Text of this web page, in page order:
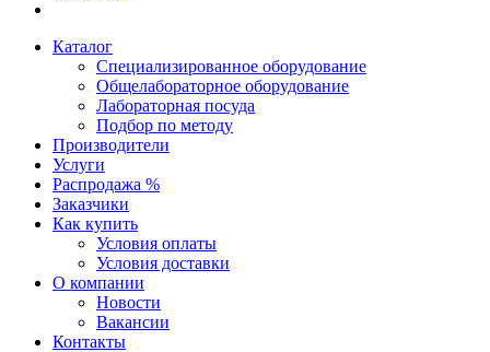
Каталог
Специализированное оборудование
Общелабораторное оборудование
Лабораторная посуда
Подбор по методу
Производители
Услуги
Распродажа %
Заказчики
Как купить
Условия оплаты
Условия доставки
О компании
Новости
Вакансии
Контакты